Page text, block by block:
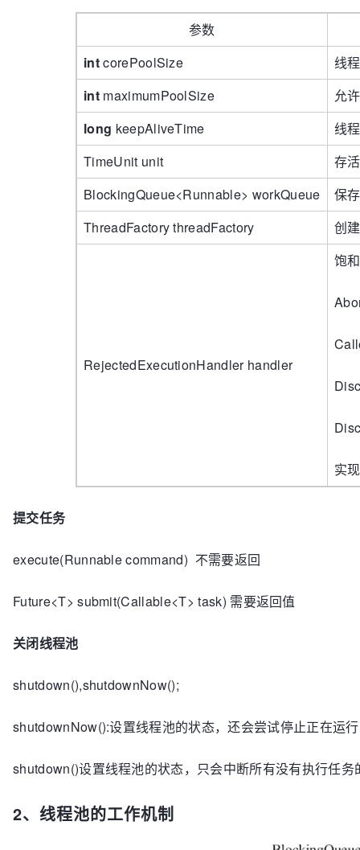
参数
intcorePoolSize
线
intmaximumPoolSize
允
long keepAliveTime
线
TimeUnit unit
存
BlockingQueue<Runnable> workQueue
保
ThreadFactory threadFactory
创
RejectedExecutionHandler handler
饱
实
提交任务
execute(Runnable command) 不需要返回
Future<T> submit(Callable<T> task) 需要返回值
关闭线程池
shutdown(),shutdownNow();
shutdownNow():设置线程池的状态，还会尝试停止正在运
shutdown()设置线程池的状态，只会中断所有没有执行任务
2、线程池的工作机制